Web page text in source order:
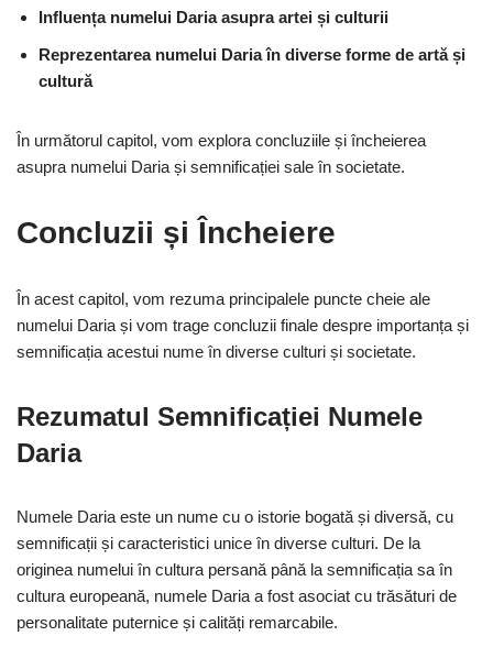
Influența numelui Daria asupra artei și culturii
Reprezentarea numelui Daria în diverse forme de artă și
cultură
În următorul capitol, vom explora concluziile și încheierea
asupra numelui Daria și semnificației sale în societate.
Concluzii și Încheiere
În acest capitol, vom rezuma principalele puncte cheie ale
numelui Daria și vom trage concluzii finale despre importanța și
semnificația acestui nume în diverse culturi și societate.
Rezumatul Semnificației Numele
Daria
Numele Daria este un nume cu o istorie bogată și diversă, cu
semnificații și caracteristici unice în diverse culturi. De la
originea numelui în cultura persană până la semnificația sa în
cultura europeană, numele Daria a fost asociat cu trăsături de
personalitate puternice și calități remarcabile.